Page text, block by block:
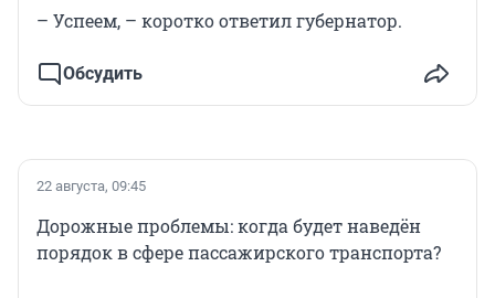
– Успеем, – коротко ответил губернатор.
Обсудить
22 августа, 09:45
Дорожные проблемы: когда будет наведён
порядок в сфере пассажирского транспорта?